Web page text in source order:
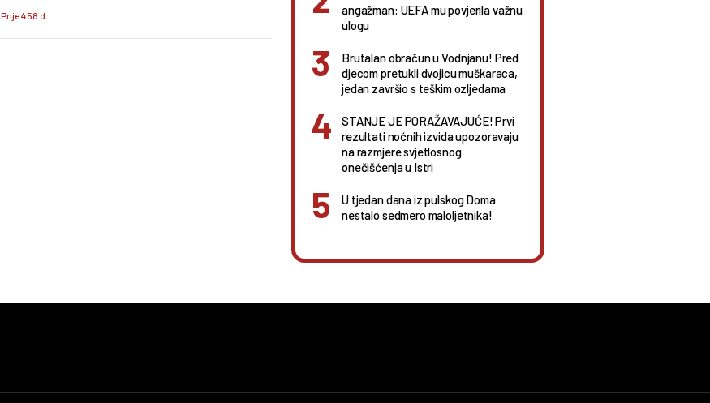
godina, okupiti u 16:15 sati u Pavlinskoj kapeli i
Prije 458 d
angažman: UEFA mu povjerila važnu
ulogu
Brutalan obračun u Vodnjanu! Pred
djecom pretukli dvojicu muškaraca,
jedan završio s teškim ozljedama
STANJE JE PORAŽAVAJUĆE! Prvi
rezultati noćnih izvida upozoravaju
na razmjere svjetlosnog
onečišćenja u Istri
U tjedan dana iz pulskog Doma
nestalo sedmero maloljetnika!